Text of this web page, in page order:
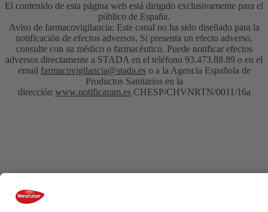
El contenido de esta página web está dirigido exclusivamente para el
público de España.
Aviso de farmacovigilancia: Este canal no ha sido diseñado para la
notificación de efectos adversos. Si presenta un efecto adverso,
consulte con su médico o farmacéutico. Puede notificar efectos
adversos directamente a STADA en el teléfono 93.473.88.89 o en el
email farmacovigilancia@stada.eso a la Agencia Española de
Productos Sanitarios en la
dirección www.notificaram.esCHESP/CHVNRTN/0011/16a